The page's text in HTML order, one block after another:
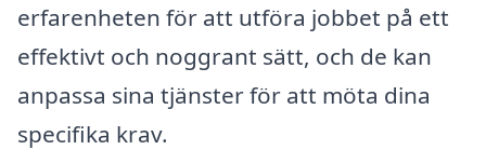
erfarenheten för att utföra jobbet på ett
effektivt och noggrant sätt, och de kan
anpassa sina tjänster för att möta dina
specifika krav.